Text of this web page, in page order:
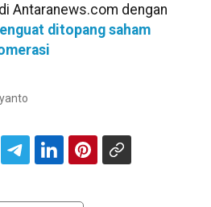
Antaranews.com dengan
ditopang saham